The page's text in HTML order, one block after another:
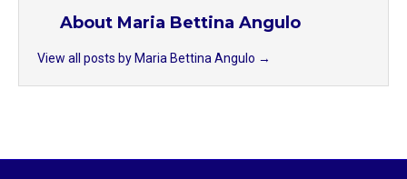
About Maria Bettina Angulo
View all posts by Maria Bettina Angulo →